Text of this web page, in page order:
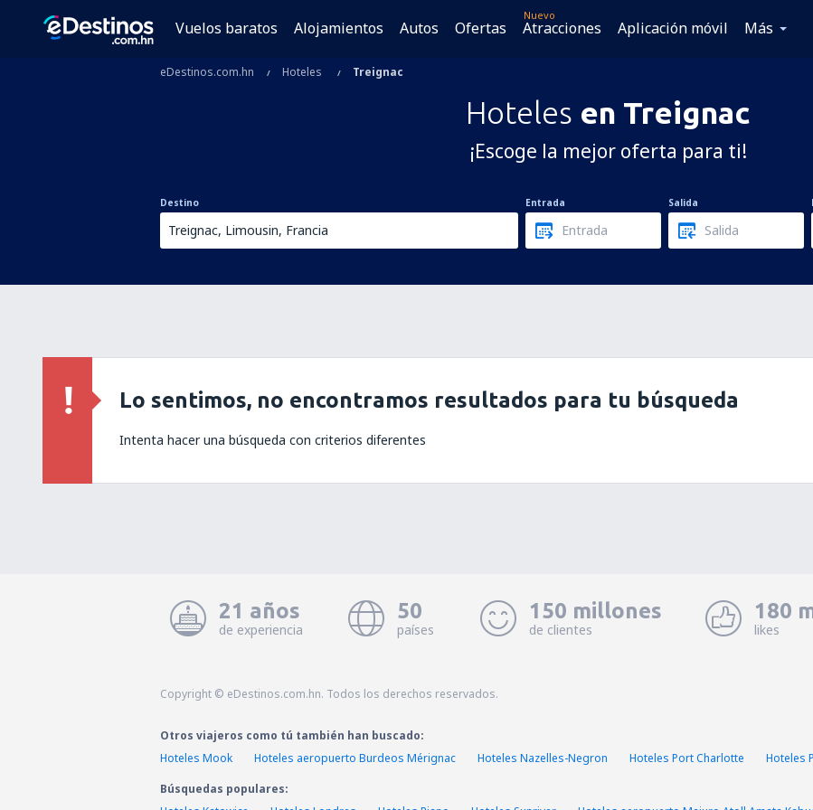
Vuelos baratos Alojamientos Autos Ofertas
Nuevo
Atracciones Aplicación móvil Más
eDestinos.com.hn Hoteles Treignac
Hoteles en Treignac
¡Escoge la mejor oferta para ti!
Destino Entrada Salida
Lo sentimos, no encontramos resultados para tu búsqueda
Intenta hacer una búsqueda con criterios diferentes
21 años
de experiencia
50
países
150 millones
de clientes
180
likes
Copyright © eDestinos.com.hn. Todos los derechos reservados.
Otros viajeros como tú también han buscado:
Hoteles Mook
Hoteles aeropuerto Burdeos Mérignac Hoteles Nazelles-Negron Hoteles Port Charlotte
Hoteles
Búsquedas populares: